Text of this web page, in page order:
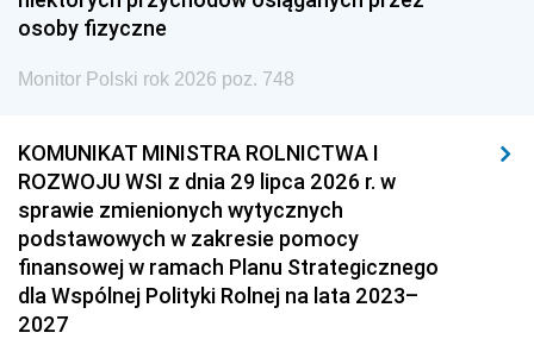
osoby fizyczne
Monitor Polski rok 2026 poz. 748
KOMUNIKAT MINISTRA ROLNICTWA I
ROZWOJU WSI z dnia 29 lipca 2026 r. w
sprawie zmienionych wytycznych
podstawowych w zakresie pomocy
finansowej w ramach Planu Strategicznego
dla Wspólnej Polityki Rolnej na lata 2023–
2027